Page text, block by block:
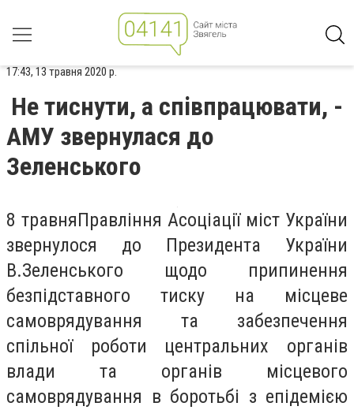
17:43, 13 травня 2020 р.
Не тиснути, а співпрацювати, -
АМУ звернулася до
Зеленського
8 травняПравління Асоціації міст України
звернулося до Президента України
В.Зеленського щодо припинення
безпідставного тиску на місцеве
самоврядування та забезпечення
спільної роботи центральних органів
влади та органів місцевого
самоврядування в боротьбі з епідемією